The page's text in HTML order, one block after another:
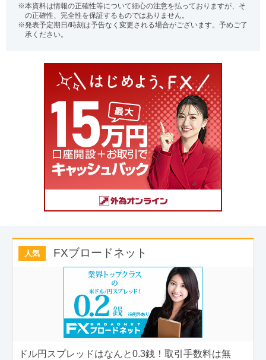
本資料は情報の正確性等について細心の注意を払っておりますが、そ
の正確性、完全性を保証するものではありません。
発表予定期日/時刻は予告なく変更される場合がございます。予めご了
承ください。
人気 FXブロードネット
ドル円スプレッドはなんと0.3銭！取引手数料は無